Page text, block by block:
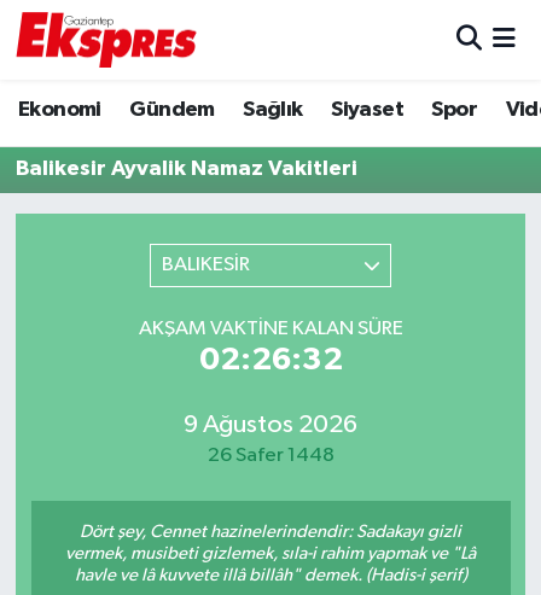
Ekonomi Gündem Sağlık Siyaset Spor
Balikesir Ayvalik Namaz Vakitleri
BALIKESİR
AKŞAM VAKTINE KALAN SÜRE
02:26:32
9 Ağustos 2026
26 Safer 1448
Dört şey, Cennet hazinelerindendir: Sadakayı gizli
vermek, musibeti gizlemek, sıla-i rahim yapmak ve "Lâ
havle ve lâ kuvvete illâ billâh" demek. (Hadis-i şerif)
Ekonomi
Gaziantep son dakika
Gündem
Magazin
Müzik
Trafik Durumu
Puan Durumu ve Fikstür
Tüm Manşetler
Son Dakika Haberleri